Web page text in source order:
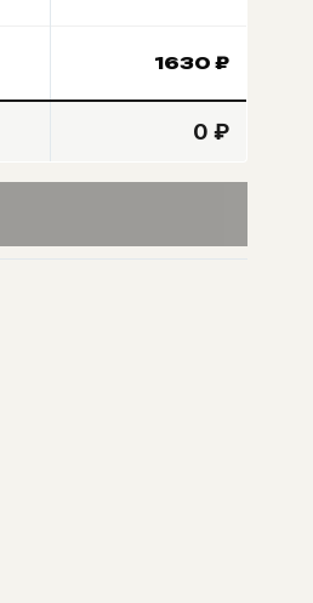
1630 ₽
0 ₽